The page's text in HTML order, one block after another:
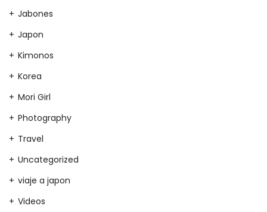
Jabones
Japon
Kimonos
Korea
Mori Girl
Photography
Travel
Uncategorized
viaje a japon
Videos